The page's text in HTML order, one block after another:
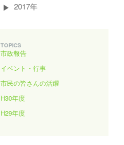
2017年
TOPICS
市政報告
イベント・行事
市民の皆さんの活躍
H30年度
H29年度